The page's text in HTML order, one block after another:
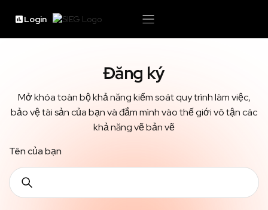
Login
Đăng ký
Mở khóa toàn bộ khả năng kiểm soát quy trình làm việc,
bảo vệ tài sản của bạn và đắm mình vào thế giới vô tận các
khả năng vẽ bản vẽ
Tên của bạn